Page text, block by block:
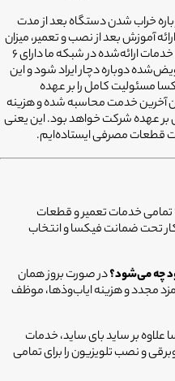
خراب شدن دستگاه بعد از مدت
آموزش بعد از نصب و تعمیر، میزان
رضایت را به شدت افزایش داده است. تمام خدمات ارائه‌شده در شبکه ما دارای ۶
دوباره دچار ایراد شود و این
مسئولیت کامل را بر عهده
آخرین خدمت محاسبه شده و هزینه
عهده شرکت خواهد بود. این یعنی
تمامی خدمات تعمیر و قطعات
تاریخ انجام کار تحت ضمانت فیکسا و انتخاب
در صورت بروز همان
مجدد و هزینه ایاب‌وذها، موظف
علاوه بر ساید بای ساید، خدمات
و نصب تلویزیون را برای تمامی